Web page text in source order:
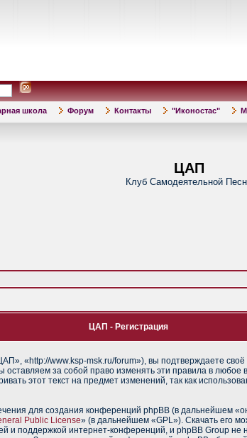
школа Форум Контакты "Иконостас"
ЦАП
Клуб Самодеятельной
ЦАП - Регистрация
«http://www.ksp-msk.ru/forum»), вы подтверждаете
за собой право изменять эти правила в любое
этот текст на предмет изменений, так как
для создания конференций phpBB (в дальнейшем
Public License» (в дальнейшем «GPL»). Скачать его
и поддержкой интернет-конференций, и phpBB Group